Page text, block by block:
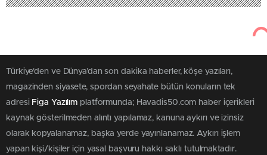
Türkiye'den ve Dünya’dan son dakika haberler, köşe yazıları,
magazinden siyasete, spordan seyahate bütün konuların tek
adresi Figa Yazılım platformunda; Havadis50.com haber içerikleri
kaynak gösterilmeden alıntı yapılamaz, kanuna aykırı ve izinsiz
olarak kopyalanamaz, başka yerde yayınlanamaz. Aykırı işlem
yapan kişi/kişiler için yasal başvuru hakkı saklı tutulmaktadır.